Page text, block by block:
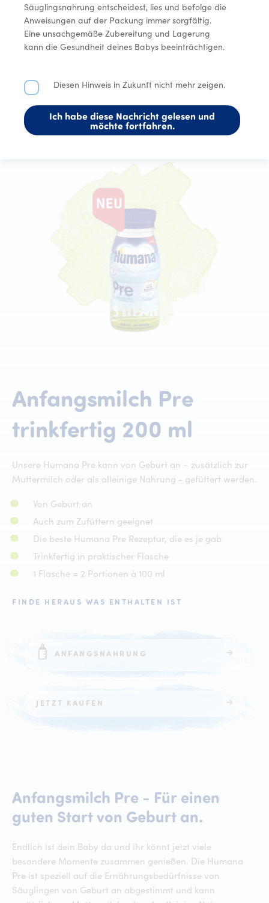
Anfangsmilch Pre
trinkfertig 200 ml
Unsere Humana Pre kann von Geburt an – zusätzlich zur
Muttermilch oder als alleinige Nahrung - gefüttert werden.
Von Geburt an
Auch zum Zufüttern geeignet
Die beste Humana Pre Rezeptur, die es je gab
Trinkfertig in praktischer Flasche
1 Flasche = 2 Portionen à 100 ml
FINDE HERAUS WAS ENTHALTEN IST
ANFANGSNAHRUNG
JETZT KAUFEN
Anfangsmilch Pre - Für einen
guten Start von Geburt an.
Endlich ist dein Baby da und ihr könnt jetzt viele
besondere Momente zusammen genießen. Die Humana
Pre ist speziell auf die Ernährungsbedürfnisse von
Säuglingen von Geburt an abgestimmt und kann
Säuglingsnahrung entscheidest, lies und befolge die
Anweisungen auf der Packung immer sorgfältig.
Eine unsachgemäße Zubereitung und Lagerung
kann die Gesundheit deines Babys beeinträchtigen.
Diesen Hinweis in Zukunft nicht mehr zeigen.
Ich habe diese Nachricht gelesen und
möchte fortfahren.